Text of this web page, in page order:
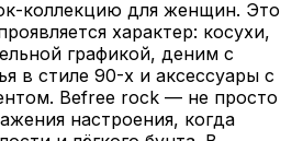
коллекцию для женщин. Это
характер: косухи,
графикой, деним с
в стиле 90-х и аксессуары с
Befree rock — не просто
настроения, когда